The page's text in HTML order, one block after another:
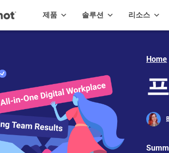
제품 솔루션 리소스
Home